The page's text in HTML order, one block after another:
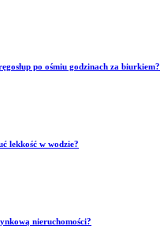
po ośmiu godzinach za biurkiem?
lekkość w wodzie?
nieruchomości?